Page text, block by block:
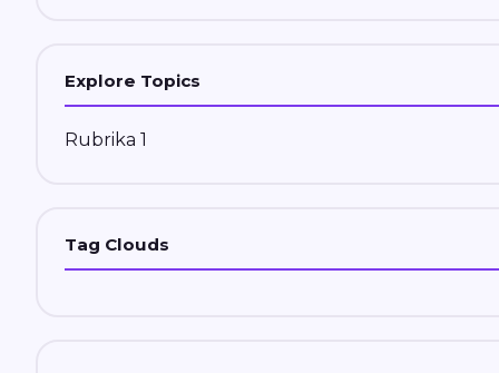
Explore Topics
Rubrika 1
Tag Clouds